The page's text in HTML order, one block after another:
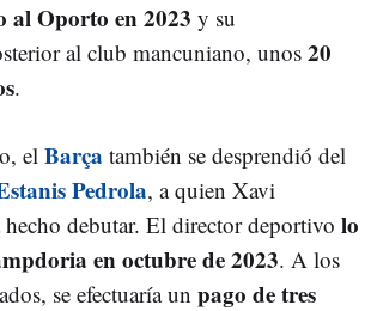
al Oporto en 2023 y su
al club mancuniano, unos 20
.
el Barça también se desprendió del
Pedrola, a quien Xavi
debutar. El director deportivo lo
en octubre de 2023. A los
se efectuaría un pago de tres